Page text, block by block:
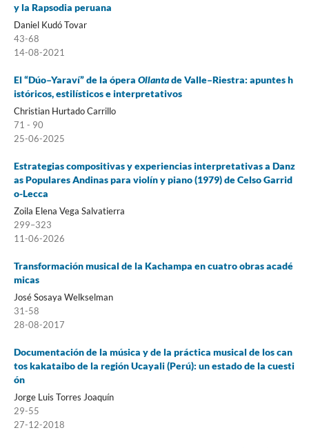
y la Rapsodia peruana
Daniel Kudó Tovar
43-68
14-08-2021
El “Dúo–Yaraví” de la ópera Ollantade Valle–Riestra: apuntes h
istóricos, estilísticos e interpretativos
Christian Hurtado Carrillo
71 - 90
25-06-2025
Estrategias compositivas y experiencias interpretativas a Danz
as Populares Andinas para violín y piano (1979) de Celso Garrid
o-Lecca
Zoila Elena Vega Salvatierra
299–323
11-06-2026
Transformación musical de la Kachampa en cuatro obras acadé
micas
José Sosaya Welkselman
31-58
28-08-2017
Documentación de la música y de la práctica musical de los can
tos kakataibo de la región Ucayali (Perú): un estado de la cuesti
ón
Jorge Luis Torres Joaquín
29-55
27-12-2018